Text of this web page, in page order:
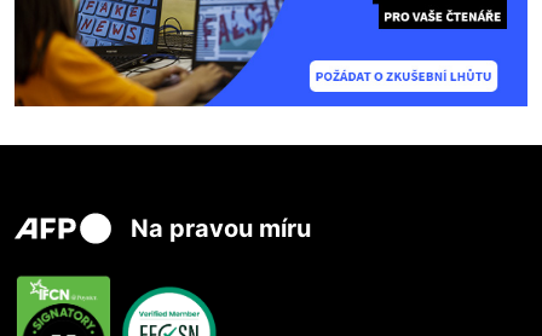
Na pravou míru